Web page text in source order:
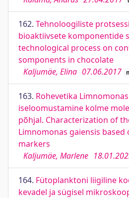
162. Tehnoloogiliste
bioaktiivsete komponentide
technological process on
somponents in chocolate
Kaljumäe, Elina 07.06.2017
163. Rohevetika
iseloomustamine kolme
põhjal. Characterization of
Limnomonas gaiensis
markers
Kaljumäe, Marlene
164. Fütoplanktoni liigiline
kevadel ja sügisel